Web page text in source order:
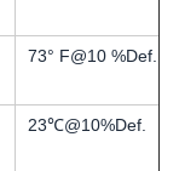
73° F@10 %Def.
23℃@10%Def.